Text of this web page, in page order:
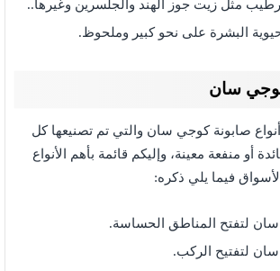
مثل زيت جوز الهند والجلسرين وغيرها..
البشرة على نحو كبير وملحوظ.
كوجي سان
صابونة كوجي سان والتي تم تصنيعها كل
أو منفعة معينة، وإليكم قائمة بأهم الأنواع
فيما يلي ذكره:
لتفتح المناطق الحساسة.
لتفتيح الركب.